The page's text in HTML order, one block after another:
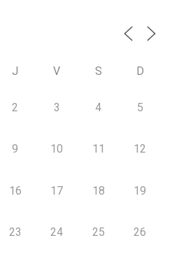
J V S D
2 3 4 5
9 10 11 12
16 17 18 19
23 24 25 26